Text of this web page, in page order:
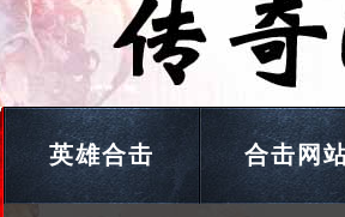
英雄合击 合击网